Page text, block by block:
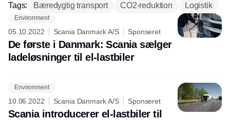
Tags: Bæredygtig transport CO2-reduktion Logistik
Environment
05.10.2022 Scania Danmark A/S Sponseret
De første i Danmark: Scania sælger
ladeløsninger til el-lastbiler
Environment
10.06.2022 Scania Danmark A/S Sponseret
Scania introducerer el-lastbiler til